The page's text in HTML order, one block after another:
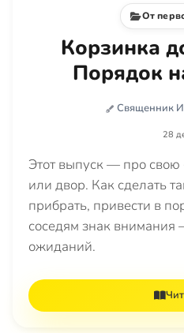
От
Корзинка
Порядок
Священник
28
Этот выпуск — про свою
или двор. Как сделать
прибрать, привести в
соседям знак внимания
ожиданий.